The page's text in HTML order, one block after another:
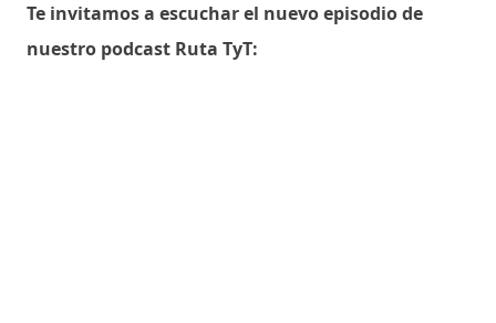
Te invitamos a escuchar el nuevo episodio de
nuestro podcast Ruta TyT: